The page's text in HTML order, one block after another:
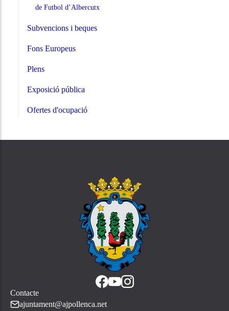
de Futbol d’Albercutx
Subvencions i beques
Fons Europeus
Plens
Exposició pública
Ofertes d'ocupació
Contacte
ajuntament@ajpollenca.net